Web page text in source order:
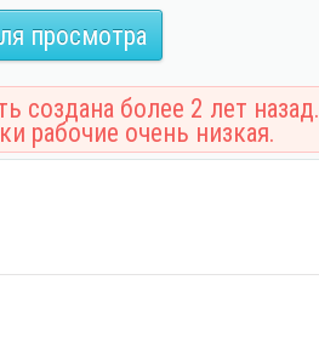
просмотра
создана более 2 лет назад.
рабочие очень низкая.